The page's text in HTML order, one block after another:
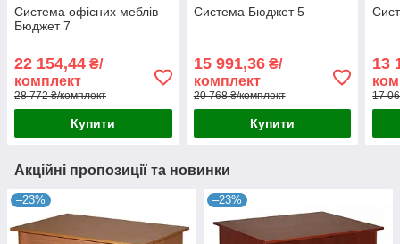
Система офісних меблів
Бюджет 7
22 154,44 ₴/
комплект
28 772 ₴/комплект
Купити
Система Бюджет 5
15 991,36₴/
комплект
20 768 ₴/комплект
Купити
13
17
Акційні пропозиції та новинки
–23% –23%